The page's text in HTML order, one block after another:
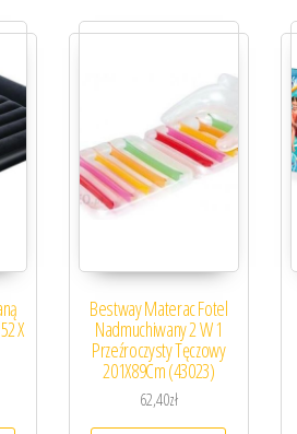
X
Bestway Materac Fotel
Nadmuchiwany 2 W 1
Przeźroczysty Tęczowy
201X89Cm (43023)
62,40zł